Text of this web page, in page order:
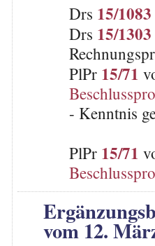
Drs 15/1083
Drs 15/1303
PlPr 15/71
- Kenntnis
PlPr 15/71
vom 12.